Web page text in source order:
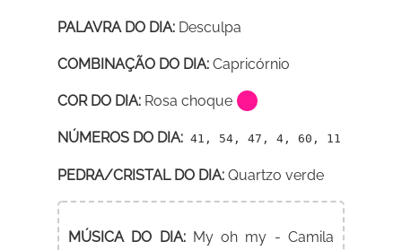
PALAVRA DO DIA: Desculpa
COMBINAÇÃO DO DIA: Capricórnio
COR DO DIA: Rosa choque
NÚMEROS DO DIA: 41, 54, 47, 4, 60, 11
PEDRA/CRISTAL DO DIA: Quartzo verde
MÚSICA DO DIA:My oh my - Camila